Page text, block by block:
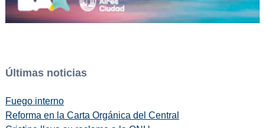
Últimas noticias
Fuego interno
Reforma en la Carta Orgánica del Central